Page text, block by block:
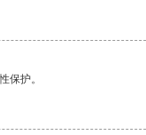
保护。